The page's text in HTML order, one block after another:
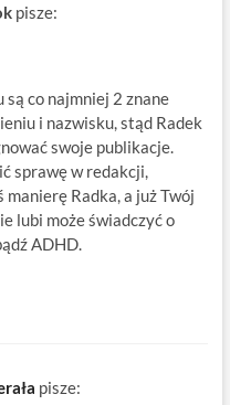
pisze:
są co najmniej 2 znane
i nazwisku, stąd Radek
swoje publikacje.
sprawę w redakcji,
Radka, a już Twój
lubi może świadczyć o
ADHD.
pisze: